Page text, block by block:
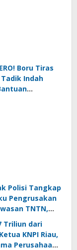
Boru Tiras
Indah
Polisi Tangkap
Pengrusakan
TNTN,
Aksi Main Hakim
Triliun dari
KNPI Riau,
Perusahaan